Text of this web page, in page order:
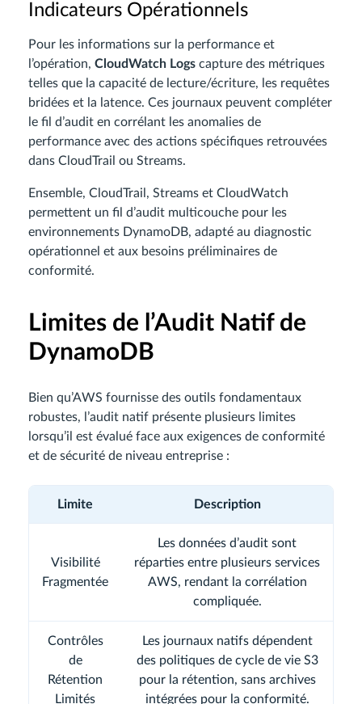
Indicateurs Opérationnels
Pour les informations sur la performance et
l’opération, CloudWatch Logs capture des métriques
telles que la capacité de lecture/écriture, les requêtes
bridées et la latence. Ces journaux peuvent compléter
le fil d’audit en corrélant les anomalies de
performance avec des actions spécifiques retrouvées
dans CloudTrail ou Streams.
Ensemble, CloudTrail, Streams et CloudWatch
permettent un fil d’audit multicouche pour les
environnements DynamoDB, adapté au diagnostic
opérationnel et aux besoins préliminaires de
conformité.
Limites de l’Audit Natif de
DynamoDB
Bien qu’AWS fournisse des outils fondamentaux
robustes, l’audit natif présente plusieurs limites
lorsqu’il est évalué face aux exigences de conformité
et de sécurité de niveau entreprise :
Limite Description
Visibilité
Fragmentée
Les données d’audit sont
réparties entre plusieurs services
AWS, rendant la corrélation
compliquée.
Contrôles
de
Rétention
Limités
Les journaux natifs dépendent
des politiques de cycle de vie S3
pour la rétention, sans archives
intégrées pour la conformité.